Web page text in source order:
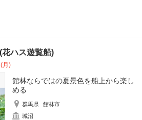
ハス遊覧船)
月)
館林ならではの夏景色を船上から楽し
める
群馬県
館林市
城沼